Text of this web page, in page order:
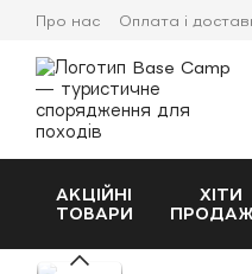
Перейти до основного
Про нас Оплата і
АКЦІЙНІ
ТОВАРИ
ХІТИ